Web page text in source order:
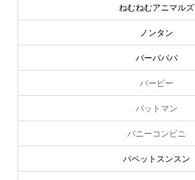
ねむねむアニマルズ
ノンタン
バーバパパ
バービー
バットマン
バニーコンビニ
パペットスンスン